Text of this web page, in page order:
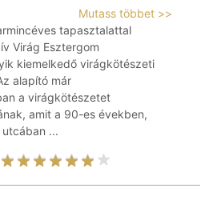
Mutass többet >>
tapasztalattal
Virág Esztergom
kiemelkedő virágkötészeti
alapító már
a virágkötészetet
amit a 90-es években,
...